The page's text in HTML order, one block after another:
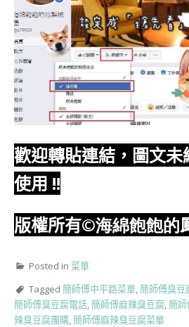
歡迎轉貼連結，圖文
使用 !!
版權所有©海綿飽飽的
Posted in 菜單
Tagged 簡師傅中平路菜單, 簡師傅臭豆
簡師傅臭豆腐電話, 簡師傅麻辣臭豆腐, 簡
辣臭豆腐團購, 簡師傅麻辣臭豆腐菜單